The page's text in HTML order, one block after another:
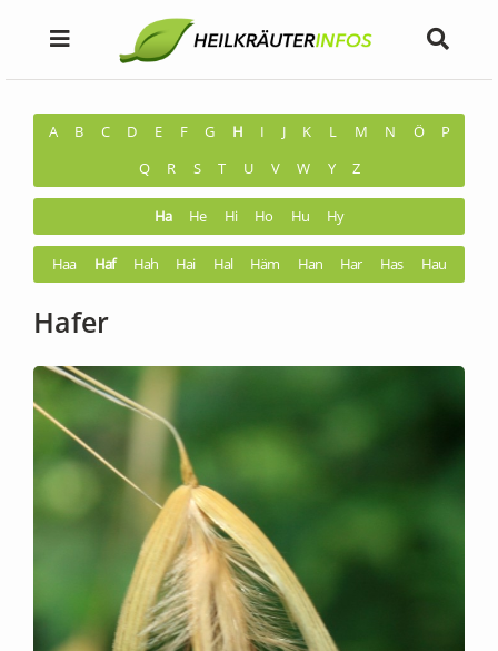
A B C D E F G H I J K L M N Ö
P
Q
R S T U V W Y Z
Ha He Hi Ho Hu Hy
Haa Haf Hah Hai Hal Häm Han Har Has Hau
Hafer